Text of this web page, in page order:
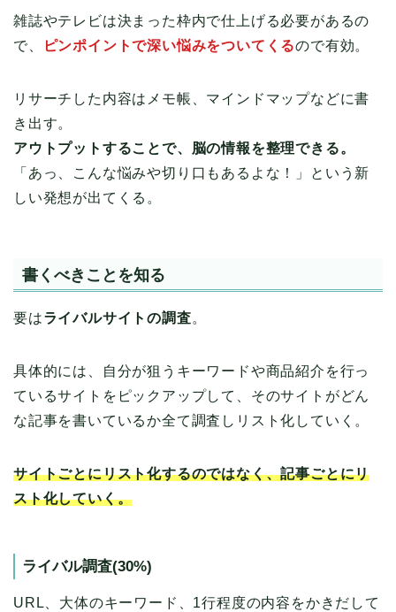
雑誌やテレビは決まった枠内で仕上げる必要があるの
で、
ピンポイントで深い悩みをついてくるので有効。
リサーチした内容はメモ帳、マインドマップなどに書
き出す。
アウトプットすることで、脳の情報を整理できる。
「あっ、こんな悩みや切り口もあるよな！」という新
しい発想が出てくる。
書くべきことを知る
要はライバルサイトの調査。
具体的には、自分が狙うキーワードや商品紹介を行っ
ているサイトをピックアップして、そのサイトがどん
な記事を書いているか全て調査しリスト化していく。
サイトごとにリスト化するのではなく、記事ごとにリ
スト化していく。
ライバル調査(30%)
URL、大体のキーワード、1行程度の内容をかきだして